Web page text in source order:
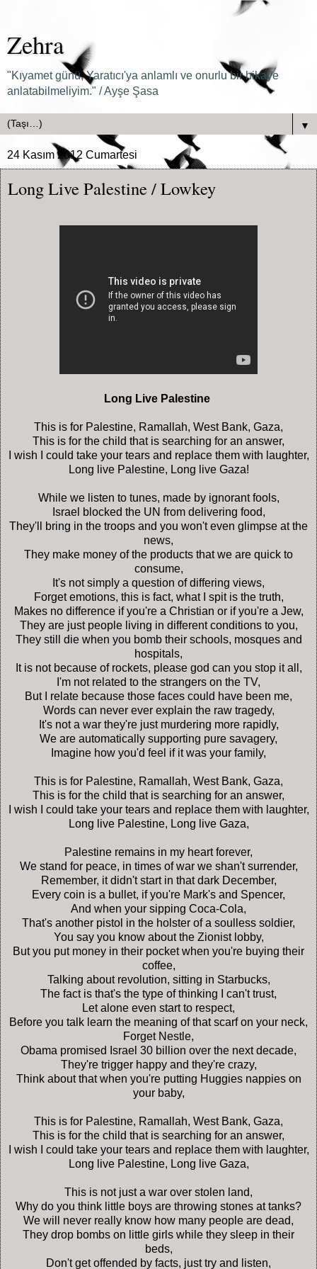
Zehra
"Kıyamet günü, Yaratıcı'ya anlamlı ve onurlu bir hikaye
anlatabilmeliyim." / Ayşe Şasa
▼
24 Kasım 2012 Cumartesi
Long Live Palestine / Lowkey
Long Live Palestine
This is for Palestine, Ramallah, West Bank, Gaza,
This is for the child that is searching for an answer,
I wish I could take your tears and replace them with laughter,
Long live Palestine, Long live Gaza!
While we listen to tunes, made by ignorant fools,
Israel blocked the UN from delivering food,
They'll bring in the troops and you won't even glimpse at the
news,
They make money of the products that we are quick to
consume,
It's not simply a question of differing views,
Forget emotions, this is fact, what I spit is the truth,
Makes no difference if you're a Christian or if you're a Jew,
They are just people living in different conditions to you,
They still die when you bomb their schools, mosques and
hospitals,
It is not because of rockets, please god can you stop it all,
I'm not related to the strangers on the TV,
But I relate because those faces could have been me,
Words can never ever explain the raw tragedy,
It's not a war they're just murdering more rapidly,
We are automatically supporting pure savagery,
Imagine how you'd feel if it was your family,
This is for Palestine, Ramallah, West Bank, Gaza,
This is for the child that is searching for an answer,
I wish I could take your tears and replace them with laughter,
Long live Palestine, Long live Gaza,
Palestine remains in my heart forever,
We stand for peace, in times of war we shan't surrender,
Remember, it didn't start in that dark December,
Every coin is a bullet, if you're Mark's and Spencer,
And when your sipping Coca-Cola,
That's another pistol in the holster of a soulless soldier,
You say you know about the Zionist lobby,
But you put money in their pocket when you're buying their
coffee,
Talking about revolution, sitting in Starbucks,
The fact is that's the type of thinking I can't trust,
Let alone even start to respect,
Before you talk learn the meaning of that scarf on your neck,
Forget Nestle,
Obama promised Israel 30 billion over the next decade,
They're trigger happy and they're crazy,
Think about that when you're putting Huggies nappies on
your baby,
This is for Palestine, Ramallah, West Bank, Gaza,
This is for the child that is searching for an answer,
I wish I could take your tears and replace them with laughter,
Long live Palestine, Long live Gaza,
This is not just a war over stolen land,
Why do you think little boys are throwing stones at tanks?
We will never really know how many people are dead,
They drop bombs on little girls while they sleep in their
beds,
Don't get offended by facts, just try and listen,